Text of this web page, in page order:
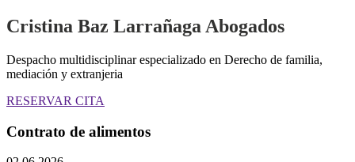
Cristina Baz Larrañaga Abogados
Despacho multidisciplinar especializado en Derecho de familia,
mediación y extranjeria
RESERVAR CITA
Contrato de alimentos